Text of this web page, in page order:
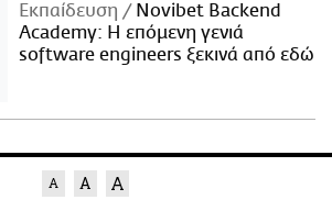
Εκπαίδευση
Novibet Backend
Academy: Η επόμενη γενιά
software engineers ξεκινά από εδώ